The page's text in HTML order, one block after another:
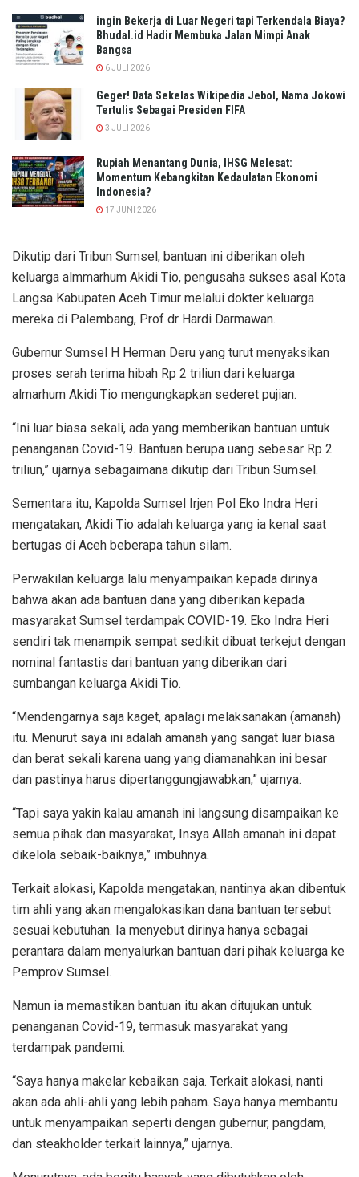
ingin Bekerja di Luar Negeri tapi Terkendala Biaya?
Bhudal.id Hadir Membuka Jalan Mimpi Anak
Bangsa
6 JULI 2026
Geger! Data Sekelas Wikipedia Jebol, Nama Jokowi
Tertulis Sebagai Presiden FIFA
3 JULI 2026
Rupiah Menantang Dunia, IHSG Melesat:
Momentum Kebangkitan Kedaulatan Ekonomi
Indonesia?
17 JUNI 2026
Dikutip dari Tribun Sumsel, bantuan ini diberikan oleh
keluarga almmarhum Akidi Tio, pengusaha sukses asal Kota
Langsa Kabupaten Aceh Timur melalui dokter keluarga
mereka di Palembang, Prof dr Hardi Darmawan.
Gubernur Sumsel H Herman Deru yang turut menyaksikan
proses serah terima hibah Rp 2 triliun dari keluarga
almarhum Akidi Tio mengungkapkan sederet pujian.
“Ini luar biasa sekali, ada yang memberikan bantuan untuk
penanganan Covid-19. Bantuan berupa uang sebesar Rp 2
triliun,” ujarnya sebagaimana dikutip dari Tribun Sumsel.
Sementara itu, Kapolda Sumsel Irjen Pol Eko Indra Heri
mengatakan, Akidi Tio adalah keluarga yang ia kenal saat
bertugas di Aceh beberapa tahun silam.
Perwakilan keluarga lalu menyampaikan kepada dirinya
bahwa akan ada bantuan dana yang diberikan kepada
masyarakat Sumsel terdampak COVID-19. Eko Indra Heri
sendiri tak menampik sempat sedikit dibuat terkejut dengan
nominal fantastis dari bantuan yang diberikan dari
sumbangan keluarga Akidi Tio.
“Mendengarnya saja kaget, apalagi melaksanakan (amanah)
itu. Menurut saya ini adalah amanah yang sangat luar biasa
dan berat sekali karena uang yang diamanahkan ini besar
dan pastinya harus dipertanggungjawabkan,” ujarnya.
“Tapi saya yakin kalau amanah ini langsung disampaikan ke
semua pihak dan masyarakat, Insya Allah amanah ini dapat
dikelola sebaik-baiknya,” imbuhnya.
Terkait alokasi, Kapolda mengatakan, nantinya akan dibentuk
tim ahli yang akan mengalokasikan dana bantuan tersebut
sesuai kebutuhan. Ia menyebut dirinya hanya sebagai
perantara dalam menyalurkan bantuan dari pihak keluarga ke
Pemprov Sumsel.
Namun ia memastikan bantuan itu akan ditujukan untuk
penanganan Covid-19, termasuk masyarakat yang
terdampak pandemi.
“Saya hanya makelar kebaikan saja. Terkait alokasi, nanti
akan ada ahli-ahli yang lebih paham. Saya hanya membantu
untuk menyampaikan seperti dengan gubernur, pangdam,
dan steakholder terkait lainnya,” ujarnya.